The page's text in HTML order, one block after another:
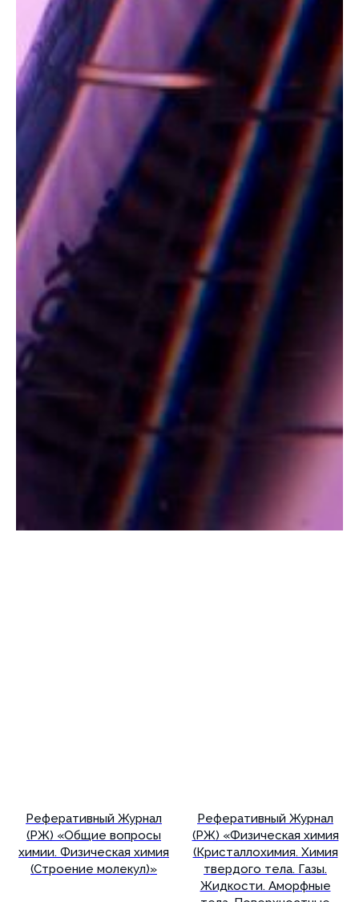
Реферативный Журнал
(РЖ) «Общие вопросы
химии. Физическая химия
(Строение молекул)»
Реферативный Журнал
(РЖ) «Физическая химия
(Кристаллохимия. Химия
твердого тела. Газы.
Жидкости. Аморфные